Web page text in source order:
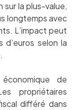
sur la plus-value,
longtemps avec
L’impact peut
d’euros selon la
de
propriétaires
différé dans